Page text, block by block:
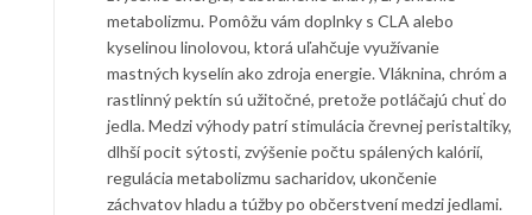
metabolizmu. Pomôžu vám doplnky s CLA alebo
kyselinou linolovou, ktorá uľahčuje využívanie
mastných kyselín ako zdroja energie. Vláknina, chróm a
rastlinný pektín sú užitočné, pretože potláčajú chuť do
jedla. Medzi výhody patrí stimulácia črevnej peristaltiky,
dlhší pocit sýtosti, zvýšenie počtu spálených kalórií,
regulácia metabolizmu sacharidov, ukončenie
záchvatov hladu a túžby po občerstvení medzi jedlami.